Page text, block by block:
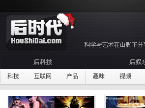
科技 互联网 产品 趣味 视频